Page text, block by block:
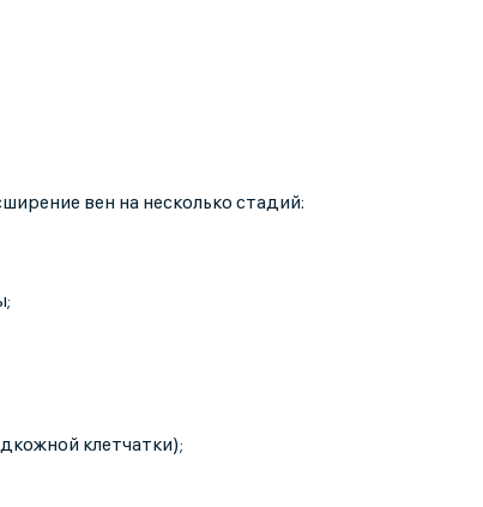
вен на несколько стадий:
клетчатки);